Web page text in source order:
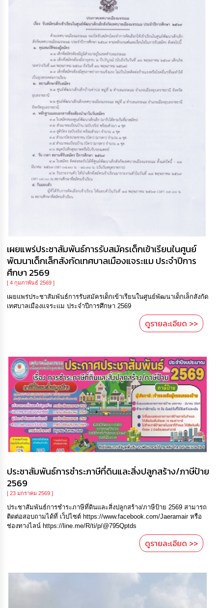
เผยแพร่ประชาสัมพันธ์การรับสมัครเด็กเข้าเรียนในศูนย์
พัฒนาเด็กเล็กสังกัดเทศบาลเมืองแจระแม ประจำปีการ
ศึกษา 2569
[ 4 กุมภาพันธ์ 2569 ]
เผยแพร่ประชาสัมพันธ์การรับสมัครเด็กเข้าเรียนในศูนย์พัฒนาเด็กเล็กสังกัด
เทศบาลเมืองแจระแม ประจำปีการศึกษา 2569
ดูรายละเอียด >>
ประชาสัมพันธ์การชำระภาษีที่ดินและสิ่งปลูกสร้าง/ภาษีป้าย
2569
[ 23 มกราคม 2569 ]
ประชาสัมพันธ์การชำระภาษีที่ดินและสิ่งปลูกสร้าง/ภาษีป้าย 2569 สามารถ
ติดต่อสอบถามได้ที่ เว็ปไซต์ https://www.facebook.com/Jaeramair หรือ
ช่องทางไลน์ https://line.me/R/ti/p/@795Qptds
ดูรายละเอียด >>